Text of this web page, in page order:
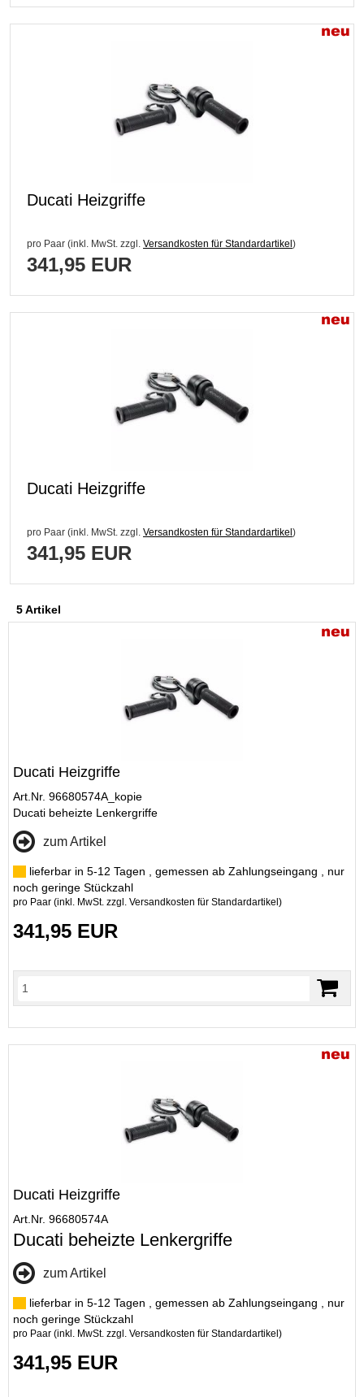
Ducati Heizgriffe
pro Paar (inkl. MwSt. zzgl. Versandkosten für Standardartikel)
341,95 EUR
Ducati Heizgriffe
pro Paar (inkl. MwSt. zzgl. Versandkosten für Standardartikel)
341,95 EUR
5 Artikel
Ducati Heizgriffe
Art.Nr. 96680574A_kopie
Ducati beheizte Lenkergriffe
zum Artikel
lieferbar in 5-12 Tagen , gemessen ab Zahlungseingang , nur
noch geringe Stückzahl
pro Paar (inkl. MwSt. zzgl. Versandkosten für Standardartikel)
341,95 EUR
Ducati Heizgriffe
Art.Nr. 96680574A
Ducati beheizte Lenkergriffe
zum Artikel
lieferbar in 5-12 Tagen , gemessen ab Zahlungseingang , nur
noch geringe Stückzahl
pro Paar (inkl. MwSt. zzgl. Versandkosten für Standardartikel)
341,95 EUR